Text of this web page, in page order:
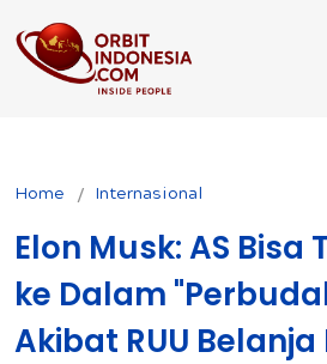
Home Internasional
Elon Musk: AS Bisa
ke Dalam
Akibat RUU